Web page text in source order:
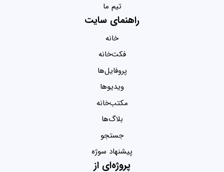
تیم ما
راهنمای سایت
خانه
فکت‌خانه
پروفایل‌ها
ویدیو‌ها
مکتب‌خانه
بلاگ‌ها
جستجو
پیشنهاد سوژه
پروژه‌ای از